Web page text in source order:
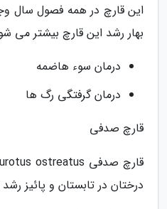
این قارچ در همه فصول سال
بهار رشد این قارچ بیشتر می
درمان سوء هاضمه
درمان گرفتگی رگ ها
قارچ صدفی
درختان در تابستان و پائیز